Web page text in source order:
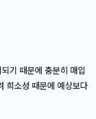
기 때문에 충분히 매입
희소성 때문에 예상보다